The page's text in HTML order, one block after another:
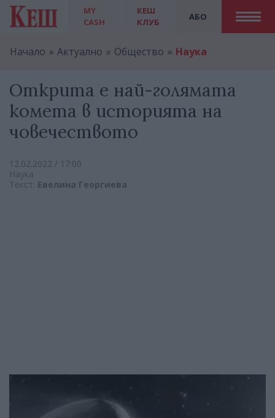
MY
CASH
АБО
КЕШ
КЛУБ
Начало Актуално Общество Наука
Открита е най-голямата
комета в историята на
човечеството
12.02.2022 / 17:00
Наука
Текст: Евелина Георгиева